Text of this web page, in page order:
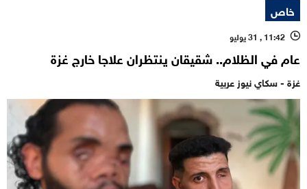
خاص
l 11:42 , 31 يوليو
عام في الظلام.. شقيقان ينتظران علاجا خارج غزة
غزة - سكاي نيوز عربية